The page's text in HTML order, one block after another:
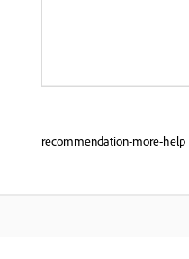
recommendation-more-help